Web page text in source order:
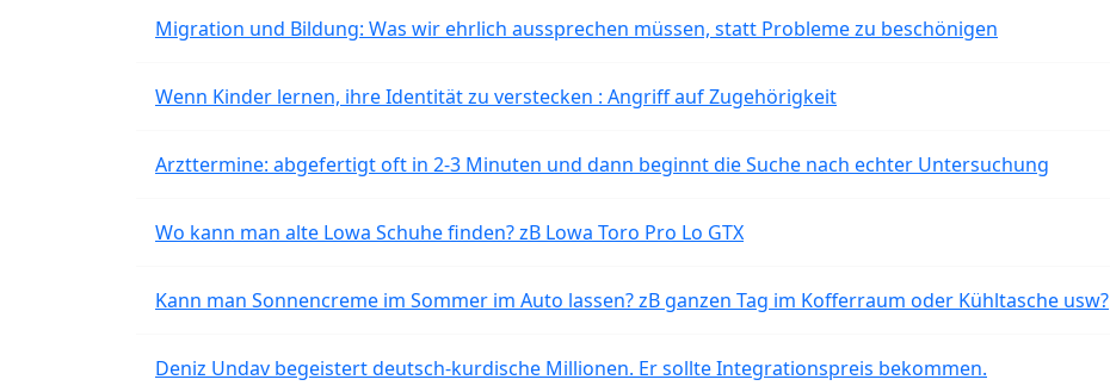
Migration und Bildung: Was wir ehrlich aussprechen müssen, statt Probleme zu beschönigen
Wenn Kinder lernen, ihre Identität zu verstecken : Angriff auf Zugehörigkeit
Arzttermine: abgefertigt oft in 2-3 Minuten und dann beginnt die Suche nach echter Untersuchung
Wo kann man alte Lowa Schuhe finden? zB Lowa Toro Pro Lo GTX
Kann man Sonnencreme im Sommer im Auto lassen? zB ganzen Tag im Kofferraum oder Kühltasche usw?
Deniz Undav begeistert deutsch-kurdische Millionen. Er sollte Integrationspreis bekommen.